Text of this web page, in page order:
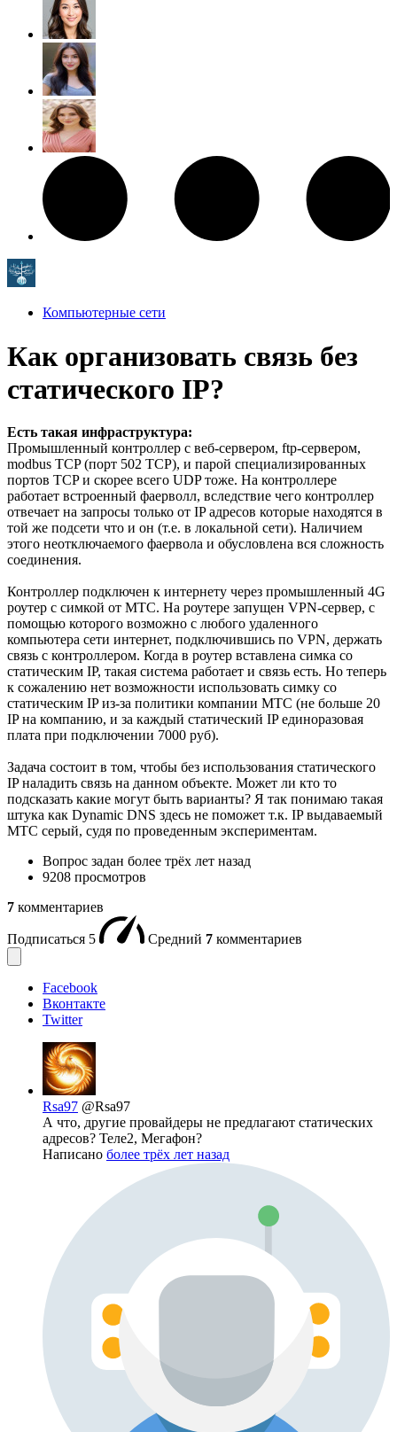
Компьютерные сети
Как организовать связь без
статического IP?
Есть такая инфраструктура:
Промышленный контроллер с веб-сервером, ftp-сервером,
modbus TCP (порт 502 TCP), и парой специализированных
портов TCP и скорее всего UDP тоже. На контроллере
работает встроенный фаерволл, вследствие чего контроллер
отвечает на запросы только от IP адресов которые находятся в
той же подсети что и он (т.е. в локальной сети). Наличием
этого неотключаемого фаервола и обусловлена вся сложность
соединения.
Контроллер подключен к интернету через промышленный 4G
роутер с симкой от МТС. На роутере запущен VPN-сервер, с
помощью которого возможно с любого удаленного
компьютера сети интернет, подключившись по VPN, держать
связь с контроллером. Когда в роутер вставлена симка со
статическим IP, такая система работает и связь есть. Но теперь
к сожалению нет возможности использовать симку со
статическим IP из-за политики компании МТС (не больше 20
IP на компанию, и за каждый статический IP единоразовая
плата при подключении 7000 руб).
Задача состоит в том, чтобы без использования статического
IP наладить связь на данном объекте. Может ли кто то
подсказать какие могут быть варианты? Я так понимаю такая
штука как Dynamic DNS здесь не поможет т.к. IP выдаваемый
МТС серый, судя по проведенным экспериментам.
Вопрос задан более трёх лет назад
9208 просмотров
7 комментариев
Подписаться 5 Средний 7 комментариев
Facebook
Вконтакте
Twitter
Rsa97 @Rsa97
А что, другие провайдеры не предлагают статических
адресов? Теле2, Мегафон?
Написано более трёх лет назад